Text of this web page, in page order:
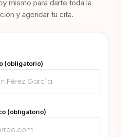
mismo para darte toda la
y agendar tu cita.
(obligatorio)
(obligatorio)